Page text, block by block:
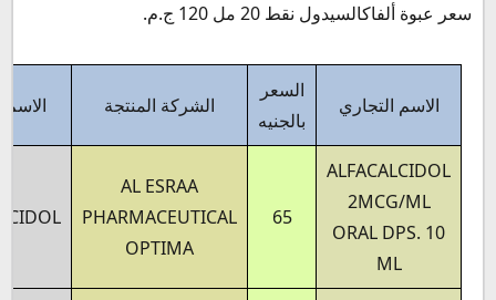
سعر عبوة ألفاكالسيدول نقط 20 مل 120 ج.م.
الاسم التجاري
السعر
بالجنيه
الشركة المنتجة الاسم
ALFACALCIDOL
2MCG/ML
ORAL DPS. 10
ML
65
AL ESRAA
PHARMACEUTICAL
OPTIMA